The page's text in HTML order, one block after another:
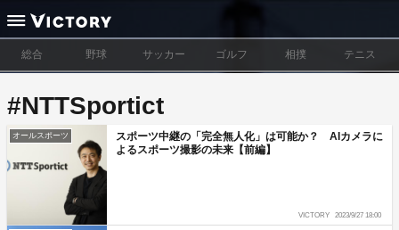
総合 野球 サッカー ゴルフ 相撲 テニス
#NTTSportict
オールスポーツ
スポーツ中継の「完全無人化」は可能か？ AIカメラに
よるスポーツ撮影の未来【前編】
VICTORY 2023/9/27 18:00